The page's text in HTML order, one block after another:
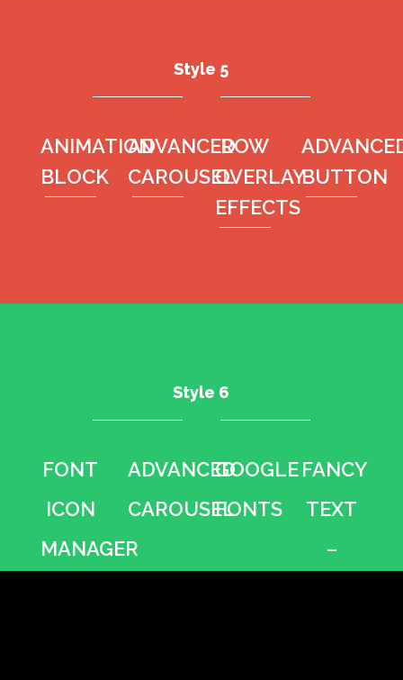
Style 5
ANIMATION
BLOCK
ADVANCED
CAROUSEL
ROW
OVERLAY
EFFECTS
BUTTON
Style 6
FONT
ICON
MANAGER
ADVANCED
CAROUSEL
GOOGLE
FONTS
FANCY
TEXT
–